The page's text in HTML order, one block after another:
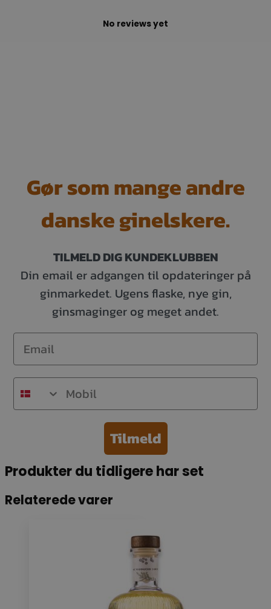
No reviews yet
Gør som mange andre
danske ginelskere.
TILMELD DIG KUNDEKLUBBEN
Din email er adgangen til opdateringer på
ginmarkedet. Ugens flaske, nye gin,
ginsmaginger og meget andet.
Email
Mobil
Tilmeld
Produkter du tidligere har set
Relaterede varer